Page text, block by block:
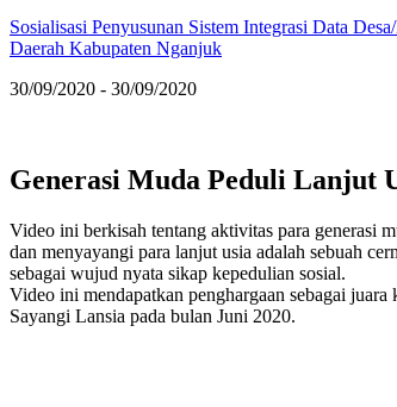
Sosialisasi Penyusunan Sistem Integrasi Data
Daerah Kabupaten Nganjuk
30/09/2020 - 30/09/2020
Generasi Muda Peduli Lanjut
Video ini berkisah tentang aktivitas para generasi
dan menyayangi para lanjut usia adalah sebuah
sebagai wujud nyata sikap kepedulian sosial.
Video ini mendapatkan penghargaan sebagai
Sayangi Lansia pada bulan Juni 2020.